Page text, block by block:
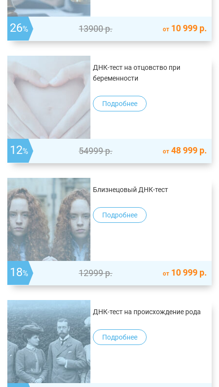
26% 13900р. от 10 999 р.
ДНК-тест на отцовство при
беременности
Подробнее
12% 54999р. от 48 999 р.
Близнецовый ДНК-тест
Подробнее
18% 12999р. от 10 999 р.
ДНК-тест на происхождение рода
Подробнее